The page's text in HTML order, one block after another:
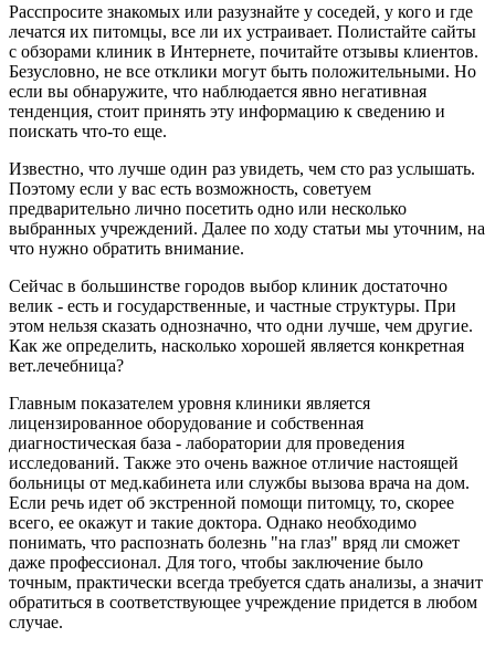
Расспросите знакомых или разузнайте у соседей, у кого и где
лечатся их питомцы, все ли их устраивает. Полистайте сайты
с обзорами клиник в Интернете, почитайте отзывы клиентов.
Безусловно, не все отклики могут быть положительными. Но
если вы обнаружите, что наблюдается явно негативная
тенденция, стоит принять эту информацию к сведению и
поискать что-то еще.
Известно, что лучше один раз увидеть, чем сто раз услышать.
Поэтому если у вас есть возможность, советуем
предварительно лично посетить одно или несколько
выбранных учреждений. Далее по ходу статьи мы уточним, на
что нужно обратить внимание.
Сейчас в большинстве городов выбор клиник достаточно
велик - есть и государственные, и частные структуры. При
этом нельзя сказать однозначно, что одни лучше, чем другие.
Как же определить, насколько хорошей является конкретная
вет.лечебница?
Главным показателем уровня клиники является
лицензированное оборудование и собственная
диагностическая база - лаборатории для проведения
исследований. Также это очень важное отличие настоящей
больницы от мед.кабинета или службы вызова врача на дом.
Если речь идет об экстренной помощи питомцу, то, скорее
всего, ее окажут и такие доктора. Однако необходимо
понимать, что распознать болезнь "на глаз" вряд ли сможет
даже профессионал. Для того, чтобы заключение было
точным, практически всегда требуется сдать анализы, а значит
обратиться в соответствующее учреждение придется в любом
случае.